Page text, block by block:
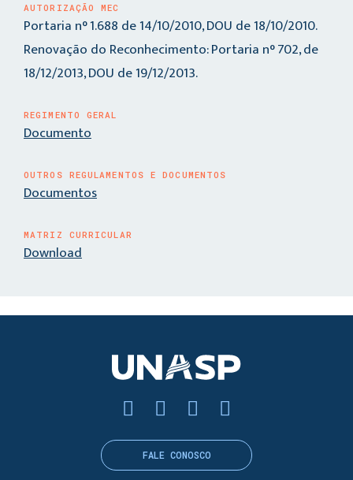
AUTORIZAÇÃO MEC
Portaria n° 1.688 de 14/10/2010, DOU de 18/10/2010.
Renovação do Reconhecimento: Portaria n° 702, de
18/12/2013, DOU de 19/12/2013.
REGIMENTO GERAL
Documento
OUTROS REGULAMENTOS E DOCUMENTOS
Documentos
MATRIZ CURRICULAR
Download
FALE CONOSCO